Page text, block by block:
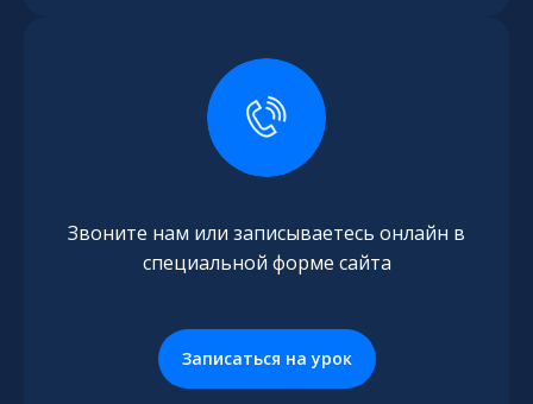
Звоните нам или записываетесь онлайн в
специальной форме сайта
Записаться на урок